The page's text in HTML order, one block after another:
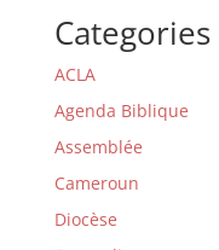
Categories
ACLA
Agenda Biblique
Assemblée
Cameroun
Diocèse